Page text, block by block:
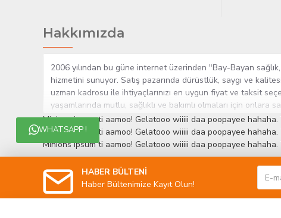
WHATSAPP !
Hakkımızda
2006 yılından bu güne internet üzerinden "Bay-Bayan
hizmetini sunuyor. Satış pazarında dürüstlük, saygı ve
uzman kadrosu ile ihtiyaçlarınızı en uygun fiyat ve taksit
yaşamlarında mutlu, sağlıklı ve bakımlı olmaları için onlara
çok yakından takip etmesi, yaklaşık 5000'e yakın geniş
müşteri memnuniyetini her zaman ön planda tutan
edinmiştir.
Minions ipsum ti aamoo! Gelatooo wiiiii daa poopayee
Minions ipsum ti aamoo! Gelatooo wiiiii daa poopayee
Minions ipsum ti aamoo! Gelatooo wiiiii daa poopayee
HABER BÜLTENİ
Haber Bültenimize Kayıt Olun!